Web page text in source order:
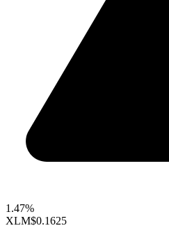
1.47%
XLM$0.1625